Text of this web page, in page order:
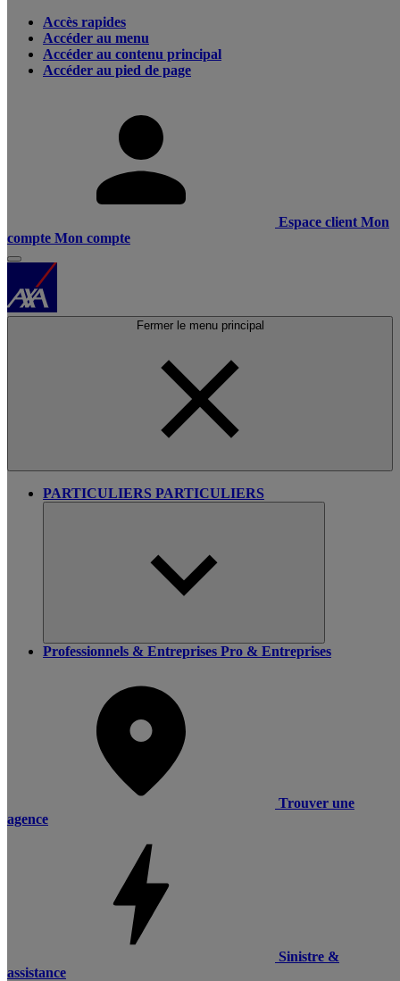
Accès rapides
Accéder au menu
Accéder au contenu principal
Accéder au pied de page
Espace client Mon
compte Mon compte
Fermer le menu principal
PARTICULIERS PARTICULIERS
Professionnels & Entreprises Pro & Entreprises
Trouver une
agence
Sinistre &
assistance